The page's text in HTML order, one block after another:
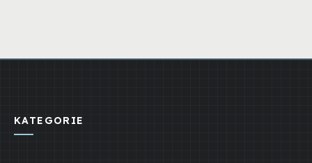
KATEGORIE